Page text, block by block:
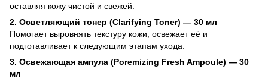
оставляя кожу чистой и свежей.
2. Осветляющий тонер (Clarifying Toner) — 30 мл
Помогает выровнять текстуру кожи, освежает её и
подготавливает к следующим этапам ухода.
3. Освежающая ампула (Poremizing Fresh Ampoule) — 30
мл